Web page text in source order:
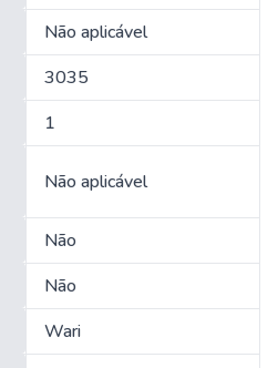
‎Não aplicável
‎3035
‎1
‎Não aplicável
‎Não
‎Não
‎Wari